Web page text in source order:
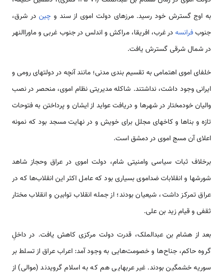
به اوج گسترش خود رسید. مرزهای دولت اموی از سند و چیندر شرق،
جنوبفرانسه در غرب، افریقا، مراکش و اندلس در جنوب غربی و ماوراالنهر
در شمال شرقی گسترش یافت.
خلفای اموی اهتمامی به تقسیم بندی مدنی؛ مانند آنچه در دولتهای رومی و
ایرانی وجود داشت، نداشتند. شاکله مدیریتی نظام اموی، منحصر در نصب
والیان خودمختار در شهرها و دریافت عواید از ایشان و پرداختن به فتوحات
تازه و بناها و کاخ­های مجلل برای خویش و در نهایت مسجد بود که نمونه
اعلای آن مسج اموی در دمشق است.
برخلاف ثبات سیاسی وامنیتی شام، دولت اموی در عراق وحجاز شاهد
شورش­ها و انقلابات ضداموی بسیاری بود که عامل اکثر این انقلاب‌ها که در
عراق تمرکز داشت، شیعیان بودند؛ از جمله انقلاب توابین و انقلاب مختار
ثقفی و قیام زید بن علی.
بعد از هشام­ بن عبدالملک، قدرت دولت مرکزی کاهش یافت. در داخلِ
گروه حاکم، جناح‌ها و خصومت‌هایی به وجود آمد: اعراب عراق از تسلط بر
سوریه خشمگین بودند. غیر عرب­هایی هم که به اسلام گرویدند (موالی) از